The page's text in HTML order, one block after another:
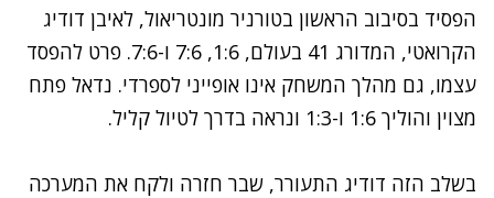
הפסיד בסיבוב הראשון בטורניר מונטריאול, לאיבן דודיג
הקרואטי, המדורג 41 בעולם, 1:6, 7:6 ו-7:6. פרט להפסד
עצמו, גם מהלך המשחק אינו אופייני לספרדי. נדאל פתח
מצוין והוליך 1:6 ו-1:3 ונראה בדרך לטיול קליל.
בשלב הזה דודיג התעורר, שבר חזרה ולקח את המערכה